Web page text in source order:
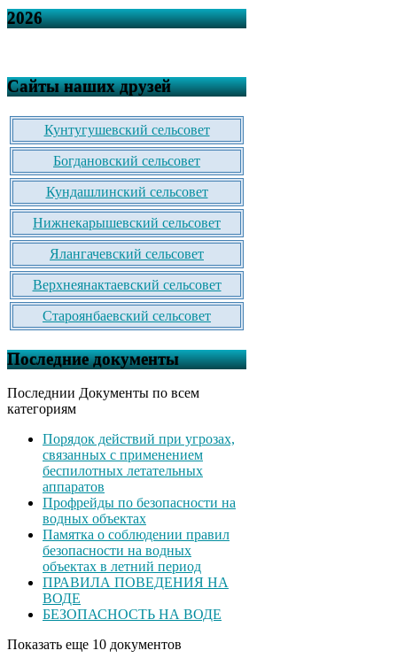
2026
Сайты наших друзей
Кунтугушевский сельсовет
Богдановский сельсовет
Кундашлинский сельсовет
Нижнекарышевский сельсовет
Ялангачевский сельсовет
Верхнеянактаевский сельсовет
Староянбаевский сельсовет
Последние документы
Последнии Документы по всем
категориям
Порядок действий при угрозах,
связанных с применением
беспилотных летательных
аппаратов
Профрейды по безопасности на
водных объектах
Памятка о соблюдении правил
безопасности на водных
объектах в летний период
ПРАВИЛА ПОВЕДЕНИЯ НА
ВОДЕ
БЕЗОПАСНОСТЬ НА ВОДЕ
Показать еще 10 документов